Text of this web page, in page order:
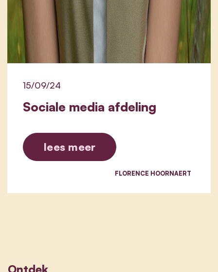
Sociale media afdeling
15/09/24
lees meer
FLORENCE HOORNAERT